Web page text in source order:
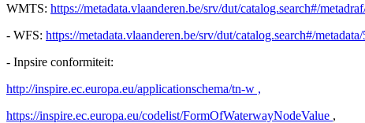
WMTS: https://metadata.vlaanderen.be/srv/dut/catalog.search#/
- WFS: https://metadata.vlaanderen.be/srv/dut/catalog.search#/
- Inpsire conformiteit:
http://inspire.ec.europa.eu/applicationschema/tn-w ,
https://inspire.ec.europa.eu/codelist/FormOfWaterwayNodeValue ,